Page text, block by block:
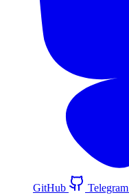
GitHub Telegram